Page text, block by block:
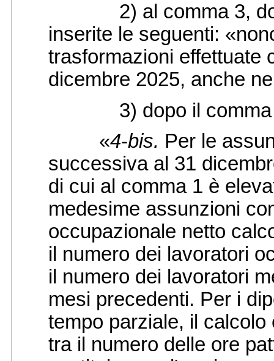
2) al comma 3, dopo
inserite le seguenti:
trasformazioni effettuate
dicembre 2025, anche
3) dopo il comma 4,
«4-bis. Per le
successiva al 31
di cui al comma 1 è
medesime assunzioni
occupazionale netto
il numero dei lavoratori
il numero dei lavoratori
mesi precedenti. Per i
tempo parziale, il
tra il numero delle ore